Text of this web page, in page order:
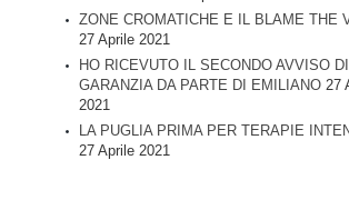
ZONE CROMATICHE E IL BLAME THE
27 Aprile 2021
HO RICEVUTO IL SECONDO AVVISO DI
GARANZIA DA PARTE DI EMILIANO 27
2021
LA PUGLIA PRIMA PER TERAPIE
27 Aprile 2021